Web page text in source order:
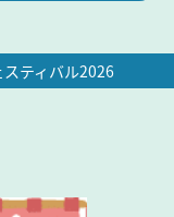
ティバル2026